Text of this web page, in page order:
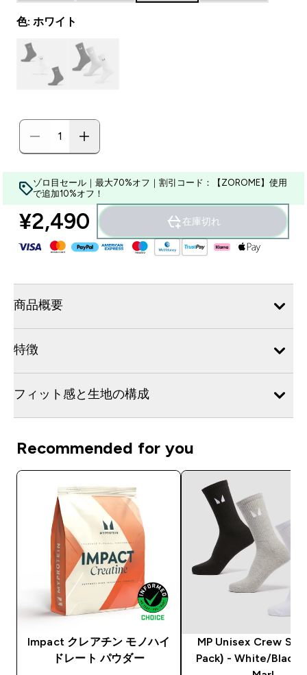
色: ホワイト
ゾロ目セール｜最大70%オフ｜割引コード：【ZOROME】使用
で追加10%オフ！
¥2,490‎ 在庫切れ
商品概要
特徴
フィット感と生地の構成
Recommended for you
Impact クレアチン モノハイ
ドレート パウダー
MP Unisex Crew
Pack) - White/Black/